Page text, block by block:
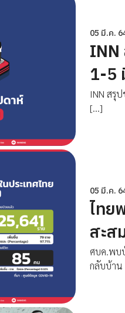
05 มี.ค.
INN
1-5
INN สรุ
[…]
05 มี.ค.
ไทย
สะส
ศบค.พบ
กลับบ้าน